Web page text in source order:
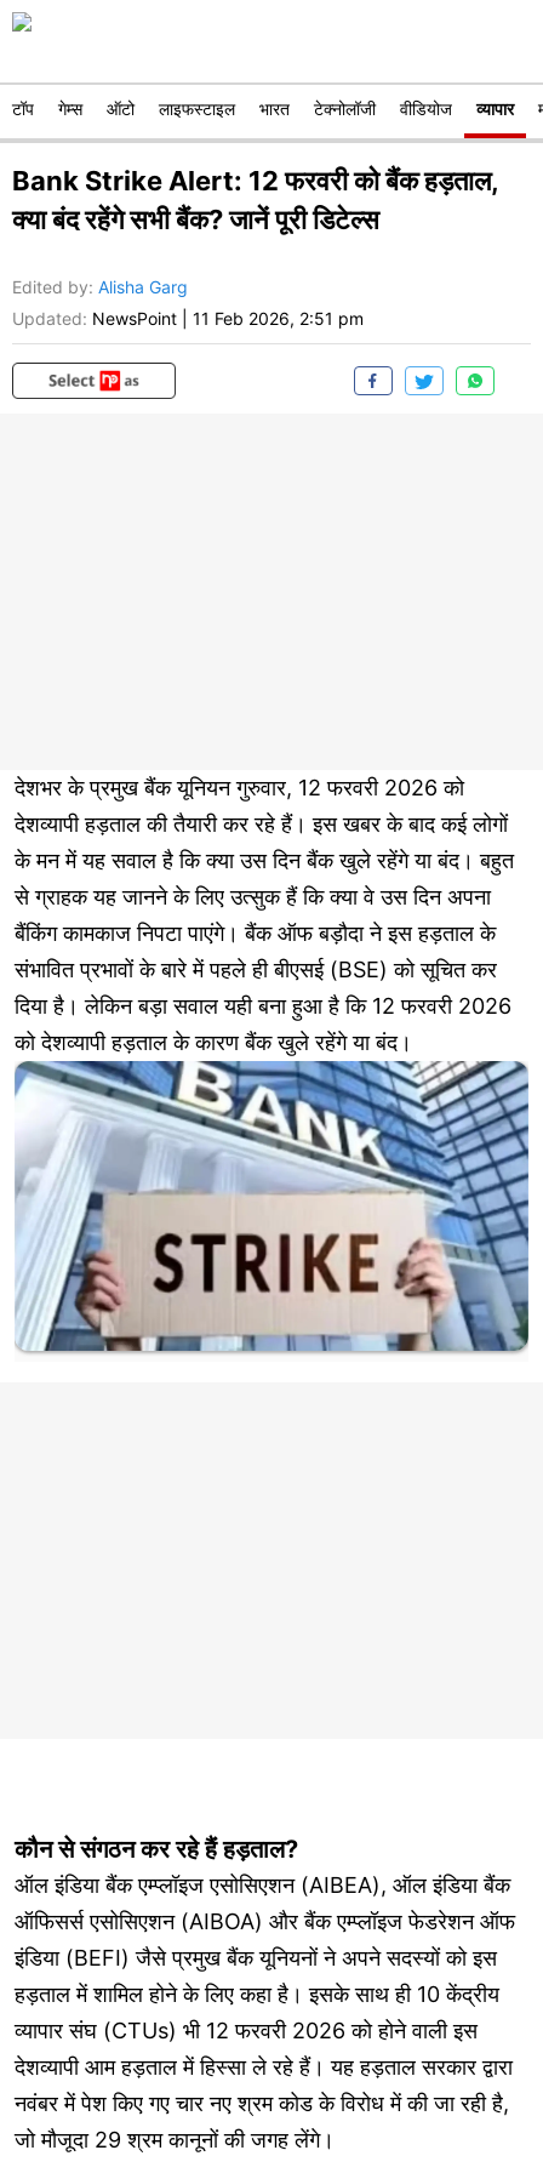
टॉप गेम्स ऑटो लाइफस्टाइल भारत टेक्नोलॉजी वीडियोज व्यापार
Bank Strike Alert: 12 फरवरी को बैंक हड़ताल,
क्या बंद रहेंगे सभी बैंक? जानें पूरी डिटेल्स
Edited by: Alisha Garg
Updated: NewsPoint 11 Feb 2026, 2:51 pm
देशभर के प्रमुख बैंक यूनियन गुरुवार, 12 फरवरी 2026 को
देशव्यापी हड़ताल की तैयारी कर रहे हैं। इस खबर के बाद कई लोगों
के मन में यह सवाल है कि क्या उस दिन बैंक खुले रहेंगे या बंद। बहुत
से ग्राहक यह जानने के लिए उत्सुक हैं कि क्या वे उस दिन अपना
बैंकिंग कामकाज निपटा पाएंगे। बैंक ऑफ बड़ौदा ने इस हड़ताल के
संभावित प्रभावों के बारे में पहले ही बीएसई (BSE) को सूचित कर
दिया है। लेकिन बड़ा सवाल यही बना हुआ है कि 12 फरवरी 2026
को देशव्यापी हड़ताल के कारण बैंक खुले रहेंगे या बंद।
कौन से संगठन कर रहे हैं हड़ताल?
ऑल इंडिया बैंक एम्प्लॉइज एसोसिएशन (AIBEA), ऑल इंडिया बैंक
ऑफिसर्स एसोसिएशन (AIBOA) और बैंक एम्प्लॉइज फेडरेशन ऑफ
इंडिया (BEFI) जैसे प्रमुख बैंक यूनियनों ने अपने सदस्यों को इस
हड़ताल में शामिल होने के लिए कहा है। इसके साथ ही 10 केंद्रीय
व्यापार संघ (CTUs) भी 12 फरवरी 2026 को होने वाली इस
देशव्यापी आम हड़ताल में हिस्सा ले रहे हैं। यह हड़ताल सरकार द्वारा
नवंबर में पेश किए गए चार नए श्रम कोड के विरोध में की जा रही है,
जो मौजूदा 29 श्रम कानूनों की जगह लेंगे।